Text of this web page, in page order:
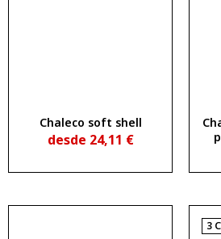
Chaleco soft shell
desde 24,11 €
3